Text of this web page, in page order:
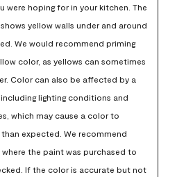
were hoping for in your kitchen. The
yellow walls under and around
We would recommend priming
color, as yellows can sometimes
Color can also be affected by a
lighting conditions and
which may cause a color to
expected. We recommend
the paint was purchased to
If the color is accurate but not